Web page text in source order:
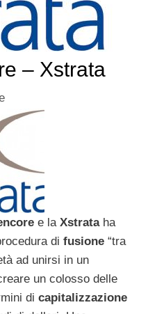
– Xstrata
e la Xstrataha
di fusione “tra
ad unirsi in un
un colosso delle
di capitalizzazione